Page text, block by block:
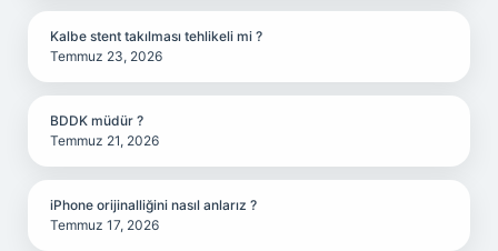
Kalbe stent takılması tehlikeli mi ?
Temmuz 23, 2026
BDDK müdür ?
Temmuz 21, 2026
iPhone orijinalliğini nasıl anlarız ?
Temmuz 17, 2026